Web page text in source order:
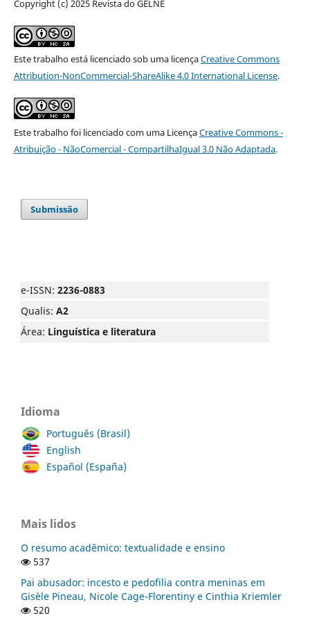
Copyright (c) 2025 Revista do GELNE
Este trabalho está licenciado sob uma licençaCreative Commons
Attribution-NonCommercial-ShareAlike 4.0 International License.
Este trabalho foi licenciado com uma LicençaCreative Commons -
Atribuição - NãoComercial - CompartilhaIgual 3.0 Não Adaptada.
Submissão
e-ISSN: 2236-0883
Qualis: A2
Área: Linguística e literatura
Idioma
Português (Brasil)
English
Español (España)
Mais lidos
O resumo acadêmico: textualidade e ensino
537
Pai abusador: incesto e pedofilia contra meninas em
Gisèle Pineau, Nicole Cage-Florentiny e Cinthia Kriemler
520